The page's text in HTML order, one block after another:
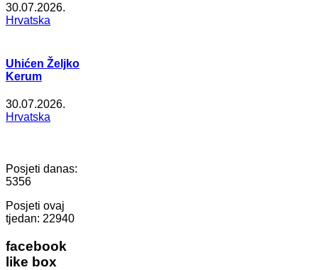
30.07.2026.
Hrvatska
Uhićen Željko
Kerum
30.07.2026.
Hrvatska
Posjeti danas:
5356
Posjeti ovaj
tjedan: 22940
facebook
like box